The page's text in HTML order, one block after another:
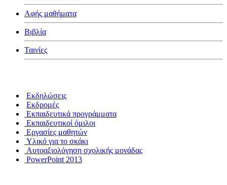
Αφής μαθήματα
Βιβλία
Ταινίες
Εκδηλώσεις
Εκδρομές
Εκπαιδευτικά προγράμματα
Εκπαιδευτικοί όμιλοι
Εργασίες μαθητών
Υλικό για το σκάκι
Αυτοαξιολόγηση σχολικής μονάδας
PowerPoint 2013